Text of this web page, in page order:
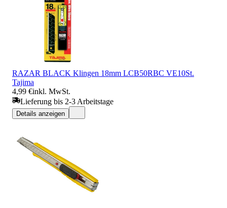
RAZAR BLACK Klingen 18mm LCB50RBC VE10St.
Tajima
4,99 €inkl. MwSt.
Lieferung bis 2-3 Arbeitstage
Details anzeigen